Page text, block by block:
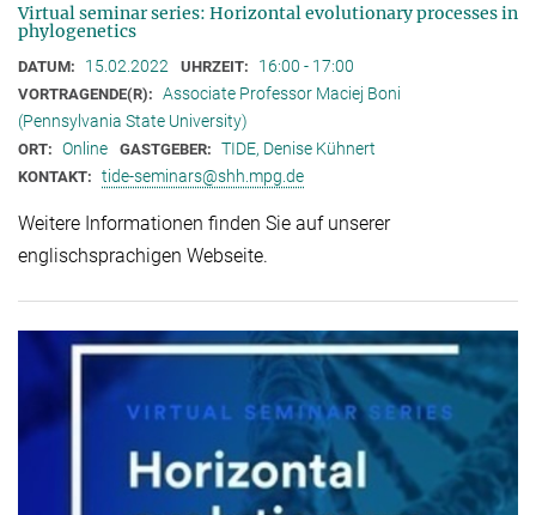
Virtual seminar series: Horizontal evolutionary processes in
phylogenetics
DATUM: 15.02.2022 UHRZEIT: 16:00 - 17:00
VORTRAGENDE(R): Associate Professor Maciej Boni
(Pennsylvania State University)
ORT: Online GASTGEBER: TIDE, Denise Kühnert
KONTAKT: tide-seminars@shh.mpg.de
Weitere Informationen finden Sie auf unserer
englischsprachigen Webseite.